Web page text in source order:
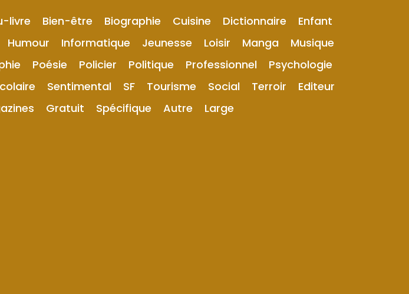
livre Bien-être Biographie Cuisine Dictionnaire
Enfant
Humour Informatique Jeunesse Loisir Manga
Musique
Poésie Policier Politique Professionnel
Psychologie
Sentimental SF Tourisme Social Terroir
Editeur
Gratuit Spécifique Autre Large